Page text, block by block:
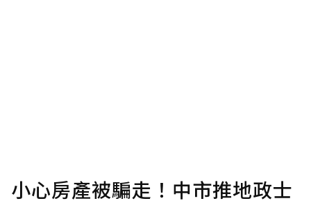
小心房產被騙走！中市推地政士